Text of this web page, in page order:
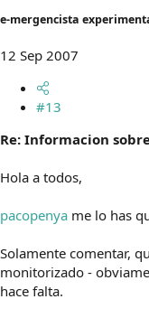
e-mergencista
12 Sep 2007
#13
Re: Informacion
Hola a todos,
pacopenya me lo has
Solamente comentar,
monitorizado -
hace falta.